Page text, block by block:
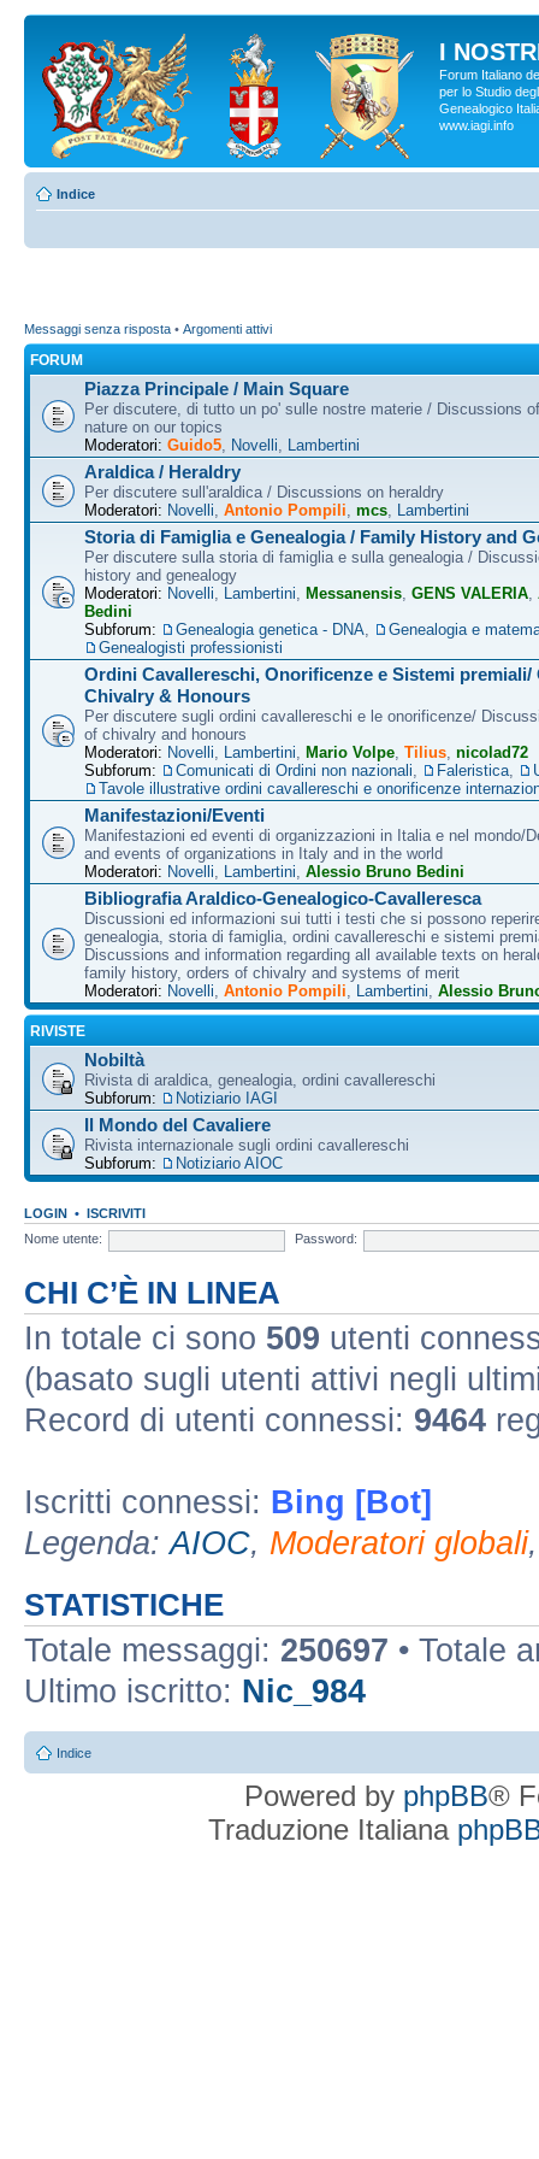
I
Forum Italiano
per lo Studio
Genealogico
www.iagi.info
Indice
Messaggi senza risposta • Argomenti attivi
FORUM
Piazza Principale / Main Square
Per discutere, di tutto un po' sulle nostre materie / Discussions
nature on our topics
Moderatori: Guido5 Novelli Lambertini
Araldica / Heraldry
Per discutere sull'araldica / Discussions on heraldry
Moderatori: Novelli Antonio Pompili mcs Lambertini
Storia di Famiglia e Genealogia / Family History and
Per discutere sulla storia di famiglia e sulla genealogia /
history and genealogy
Moderatori: Novelli Lambertini Messanensis GENS VALERIA
Bedini
Subforum:
Genealogia genetica - DNA
Genealogia e
Genealogisti professionisti
Ordini Cavallereschi, Onorificenze e Sistemi premiali/
Chivalry & Honours
Per discutere sugli ordini cavallereschi e le onorificenze/
of chivalry and honours
Moderatori: Novelli Lambertini Mario Volpe Tilius nicolad72
Subforum:
Comunicati di Ordini non nazionali Faleristica
Tavole illustrative ordini cavallereschi e onorificenze
Manifestazioni/Eventi
Manifestazioni ed eventi di organizzazioni in Italia e nel mondo/
and events of organizations in Italy and in the world
Moderatori: Novelli Lambertini Alessio Bruno Bedini
Bibliografia Araldico-Genealogico-Cavalleresca
Discussioni ed informazioni sui tutti i testi che si possono
genealogia, storia di famiglia, ordini cavallereschi e sistemi
Discussions and information regarding all available texts on
family history, orders of chivalry and systems of merit
Moderatori: Novelli Antonio Pompili Lambertini Alessio
RIVISTE
Nobiltà
Rivista di araldica, genealogia, ordini cavallereschi
Subforum:
Notiziario IAGI
Il Mondo del Cavaliere
Rivista internazionale sugli ordini cavallereschi
Subforum:
Notiziario AIOC
LOGIN • ISCRIVITI
Nome utente:
Password:
CHI C’È IN LINEA
In totale ci sono 509 utenti
(basato sugli utenti attivi negli
Record di utenti connessi: 9464
Iscritti connessi: Bing [Bot]
Legenda:AIOC, Moderatori globali
STATISTICHE
Totale messaggi: 250697 • Totale
Ultimo iscritto: Nic_984
Indice
Powered by phpBB®
Traduzione Italiana